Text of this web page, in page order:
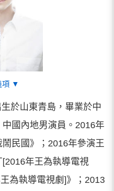
項 ▼
於山東青島，畢業於中
國內地男演員。2016年
民國》；2016年參演王
年王為執導電視
為執導電視劇]》；2013